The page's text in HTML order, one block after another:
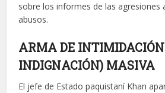
sobre los informes de las agresiones
abusos.
ARMA DE INTIMIDACIÓN
INDIGNACIÓN) MASIVA
El jefe de Estado paquistaní Khan